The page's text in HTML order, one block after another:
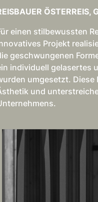
ÖSTERREIS,
einen stilbewussten
Projekt
geschwungenen
individuell gelasertes
umgesetzt. Diese
und